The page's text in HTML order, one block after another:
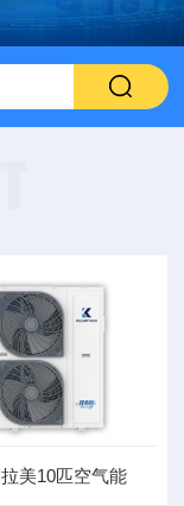
美10匹空气能